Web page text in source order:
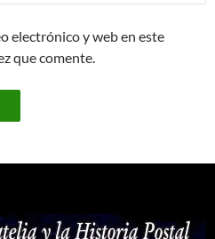
electrónico y web en este
que comente.